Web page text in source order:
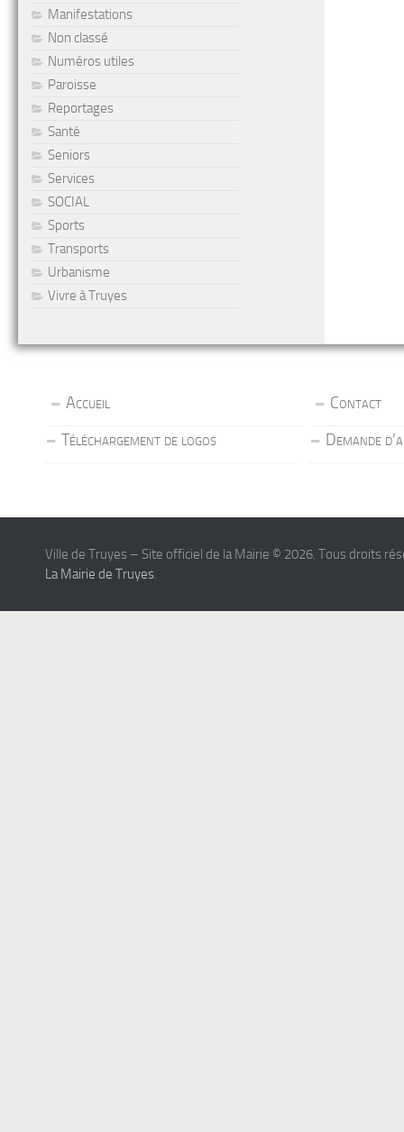
Manifestations
Non classé
Numéros utiles
Paroisse
Reportages
Santé
Seniors
Services
SOCIAL
Sports
Transports
Urbanisme
Vivre à Truyes
Accueil
Contact
Téléchargement de logos
Demande
Ville de Truyes – Site officiel de la Mairie © 2026. Tous droits
La Mairie de Truyes.